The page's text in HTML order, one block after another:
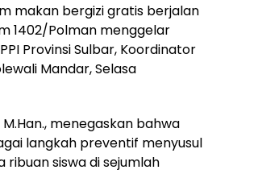
makan bergizi gratis berjalan
1402/Polman menggelar
Provinsi Sulbar, Koordinator
Mandar, Selasa
menegaskan bahwa
langkah preventif menyusul
siswa di sejumlah